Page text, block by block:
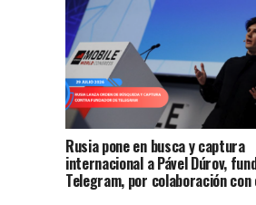
Rusia pone en busca y captura
internacional a Pável Dúrov,
Telegram, por colaboración con